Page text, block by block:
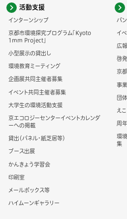
活動支援
インターンシップ
京都市環境探究プログラム「Kyoto
1mm Project」
小型展示の貸出し
環境教育ミーティング
企画展共同主催者募集
イベント共同主催者募集
大学生の環境活動支援
京エコロジーセンターイベントカレンダ
ーへの掲載
貸出（パネル・紙芝居等）
ブース出展
かんきょう学習会
印刷室
メールボックス等
ハイムーンギャラリー
パ
イ
広
啓発
京
事
団
え
周
環
集